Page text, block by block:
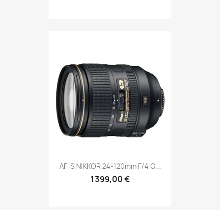
AF-S NIKKOR 24-120mm F/4 G...
1 399,00 €